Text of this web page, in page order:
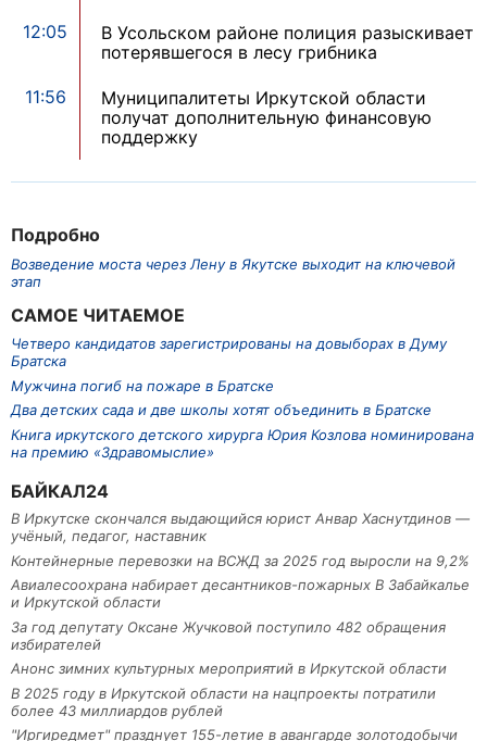
Подробно
Возведение моста через Лену в Якутске выходит на ключевой
этап
САМОЕ ЧИТАЕМОЕ
Четверо кандидатов зарегистрированы на довыборах в Думу
Братска
Мужчина погиб на пожаре в Братске
Два детских сада и две школы хотят объединить в Братске
Книга иркутского детского хирурга Юрия Козлова номинирована
на премию «Здравомыслие»
БАЙКАЛ24
В Иркутске скончался выдающийся юрист Анвар Хаснутдинов —
учёный, педагог, наставник
Контейнерные перевозки на ВСЖД за 2025 год выросли на 9,2%
Авиалесоохрана набирает десантников-пожарных В Забайкалье
и Иркутской области
За год депутату Оксане Жучковой поступило 482 обращения
избирателей
Анонс зимних культурных мероприятий в Иркутской области
В 2025 году в Иркутской области на нацпроекты потратили
более 43 миллиардов рублей
"Иргиредмет" празднует 155-летие в авангарде золотодобычи
12:05
В Усольском районе полиция разыскивает
потерявшегося в лесу грибника
11:56
Муниципалитеты Иркутской области
получат дополнительную финансовую
поддержку